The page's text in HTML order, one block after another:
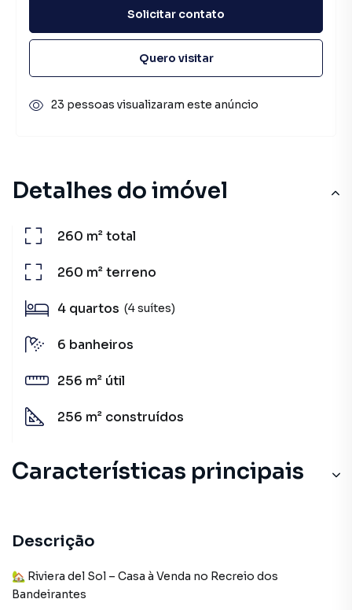
Detalhes do imóvel
260 m²total
260 m²terreno
4 quartos (4 suítes)
6 banheiros
256 m² útil
256 m² construídos
Características principais
Pista Skate
Sauna Úmida
Descrição
🏡 Riviera del Sol – Casa à Venda no Recreio dos
Bandeirantes
Solicitar contato
Quero visitar
23 pessoas visualizaram este anúncio